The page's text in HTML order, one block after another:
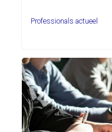
Professionals actueel